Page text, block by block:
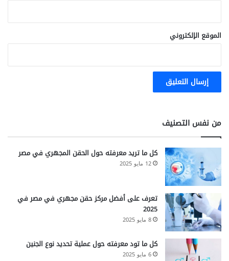
الموقع الإلكتروني
من نفس التصنيف
كل ما تريد معرفته حول الحقن المجهري في مصر
12 مايو 2025
تعرف على أفضل مركز حقن مجهري في مصر في
2025
8 مايو 2025
كل ما تود معرفته حول عملية تحديد نوع الجنين
6 مايو 2025